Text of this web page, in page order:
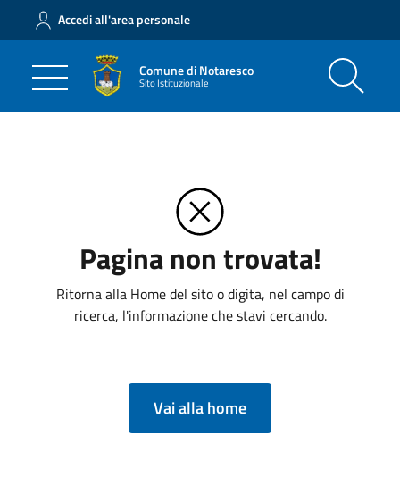
Accedi all'area personale
Comune di Notaresco
Sito Istituzionale
Pagina non trovata!
Ritorna alla Home del sito o digita, nel campo di
ricerca, l'informazione che stavi cercando.
Vai alla home